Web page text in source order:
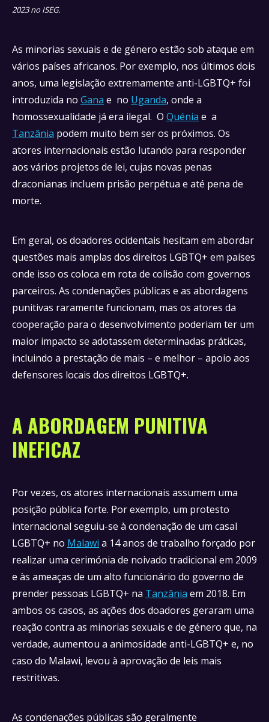
2023 no ISEG.
As minorias sexuais e de género estão sob ataque em
vários países africanos. Por exemplo, nos últimos dois
anos, uma legislação extremamente anti-LGBTQ+ foi
introduzida no Gana e no Uganda, onde a
homossexualidade já era ilegal. O Quénia e a
Tanzânia podem muito bem ser os próximos. Os
atores internacionais estão lutando para responder
aos vários projetos de lei, cujas novas penas
draconianas incluem prisão perpétua e até pena de
morte.
Em geral, os doadores ocidentais hesitam em abordar
questões mais amplas dos direitos LGBTQ+ em países
onde isso os coloca em rota de colisão com governos
parceiros. As condenações públicas e as abordagens
punitivas raramente funcionam, mas os atores da
cooperação para o desenvolvimento poderiam ter um
maior impacto se adotassem determinadas práticas,
incluindo a prestação de mais – e melhor – apoio aos
defensores locais dos direitos LGBTQ+.
A ABORDAGEM PUNITIVA
INEFICAZ
Por vezes, os atores internacionais assumem uma
posição pública forte. Por exemplo, um protesto
internacional seguiu-se à condenação de um casal
LGBTQ+ no Malawi a 14 anos de trabalho forçado por
realizar uma cerimónia de noivado tradicional em 2009
e às ameaças de um alto funcionário do governo de
prender pessoas LGBTQ+ na Tanzânia em 2018. Em
ambos os casos, as ações dos doadores geraram uma
reação contra as minorias sexuais e de género que, na
verdade, aumentou a animosidade anti-LGBTQ+ e, no
caso do Malawi, levou à aprovação de leis mais
restritivas.
As condenações públicas são geralmente